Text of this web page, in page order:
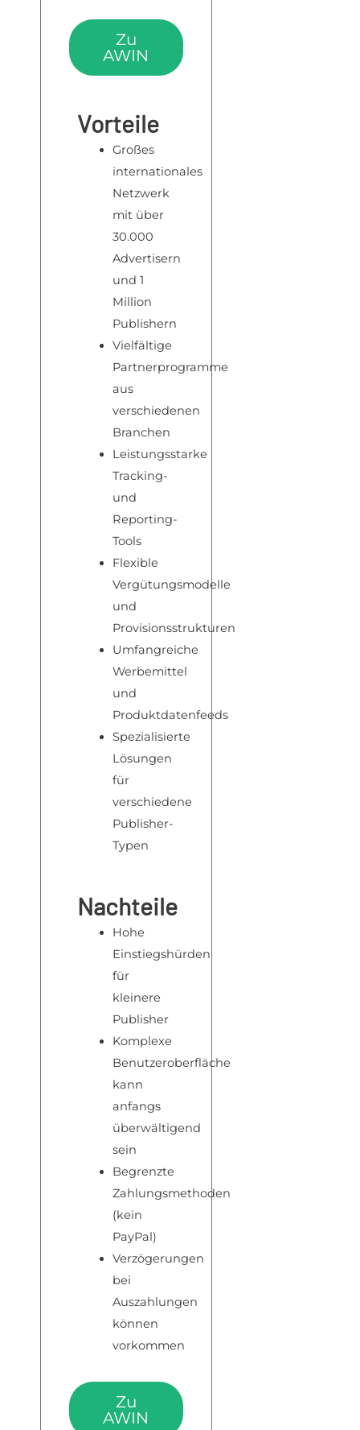
Zu
AWIN
Vorteile
Großes
internationales
Netzwerk
mit über
30.000
Advertisern
und 1
Million
Publishern
Vielfältige
Partnerprogramme
aus
verschiedenen
Branchen
Leistungsstarke
Tracking-
und
Reporting-
Tools
Flexible
Vergütungsmodelle
und
Provisionsstrukturen
Umfangreiche
Werbemittel
und
Produktdatenfeeds
Spezialisierte
Lösungen
für
verschiedene
Publisher-
Typen
Nachteile
Hohe
Einstiegshürden
für
kleinere
Publisher
Komplexe
Benutzeroberfläche
kann
anfangs
überwältigend
sein
Begrenzte
Zahlungsmethoden
(kein
PayPal)
Verzögerungen
bei
Auszahlungen
können
vorkommen
Zu
AWIN